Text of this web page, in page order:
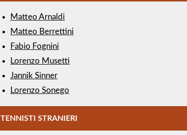
Matteo Arnaldi
Matteo Berrettini
Fabio Fognini
Lorenzo Musetti
Jannik Sinner
Lorenzo Sonego
TENNISTI STRANIERI